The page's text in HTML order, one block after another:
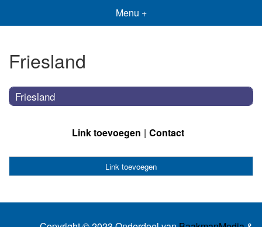
Menu +
Friesland
Friesland
Link toevoegen Contact
Link toevoegen